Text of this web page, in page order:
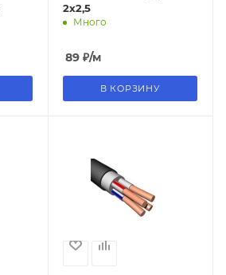
2х2,5
Много
89₽/м
В КОРЗИНУ